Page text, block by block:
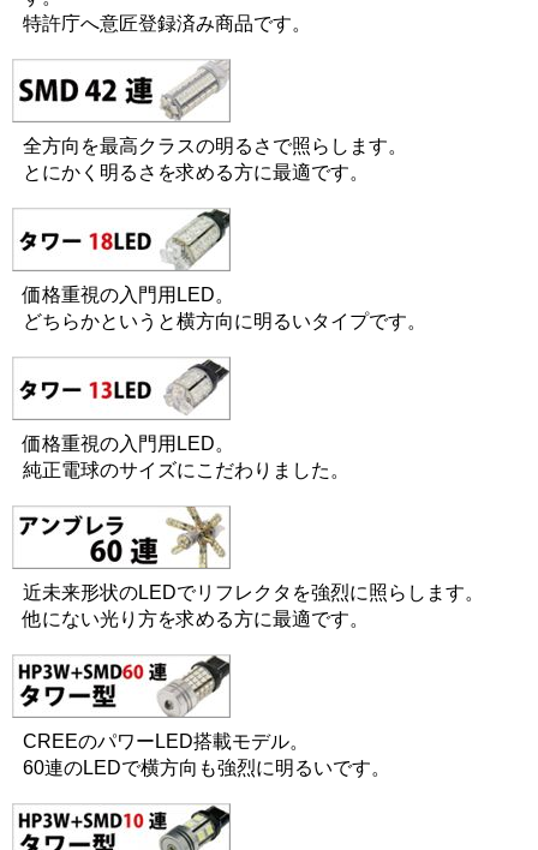
特許庁へ意匠登録済み商品です。
全方向を最高クラスの明るさで照らします。
とにかく明るさを求める方に最適です。
価格重視の入門用LED。
どちらかというと横方向に明るいタイプです。
価格重視の入門用LED。
純正電球のサイズにこだわりました。
近未来形状のLEDでリフレクタを強烈に照らします。
他にない光り方を求める方に最適です。
CREEのパワーLED搭載モデル。
60連のLEDで横方向も強烈に明るいです。